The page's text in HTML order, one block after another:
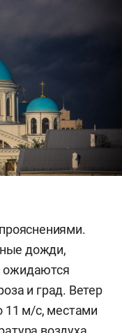
дожди,
ожидаются
и град. Ветер
11 м/с, местами